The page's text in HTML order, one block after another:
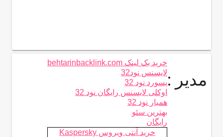
مدیر :
خرید بک لینک behtarinbacklink.com
لایسنس نود32
پسورد نود 32
اوکلی لایسنس رایگان نود 32
همیار نود 32
بهترین سئو
رایگان
خرید آنتی ویروس Kaspersky